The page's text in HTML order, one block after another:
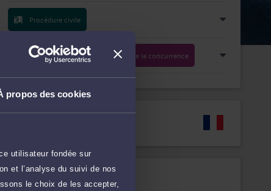
propos des cookies
utilisateur fondée sur
et l’analyse du suivi de nos
le choix de les accepter,
Procédure civile
Droit commercial, des affaires et de la concurrence
Disponibilités